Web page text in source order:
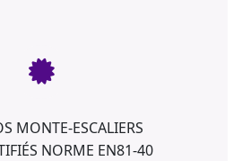
MONTE-ESCALIERS
NORME EN81-40